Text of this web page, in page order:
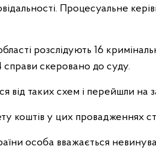
Процесуальне
розслідують 16
скеровано до суду.
від таких схем і перейшли на
коштів у цих провадженнях
особа вважається